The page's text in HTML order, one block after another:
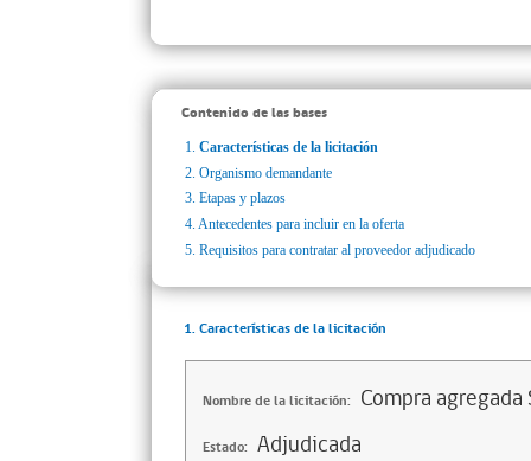
Contenido de las bases
1. Características de la licitación
2. Organismo demandante
3. Etapas y plazos
4. Antecedentes para incluir en la oferta
5. Requisitos para contratar al proveedor adjudicado
1. Características de la licitación
Nombre de la licitación: Compra agregada
Estado: Adjudicada